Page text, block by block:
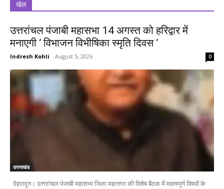
खेल
उत्तरांचल पंजाबी महासभा 14 अगस्त को हरिद्वार में
मनाएगी ‘ विभाजन विभीषिका स्मृति दिवस ‘
Indresh Kohli - August 5, 2026 0
उत्तराखंड
देहरादून। उत्तरांचल पंजाबी महासभा जिला महानगर की विशेष बैठक में महत्वपूर्ण विषयों के